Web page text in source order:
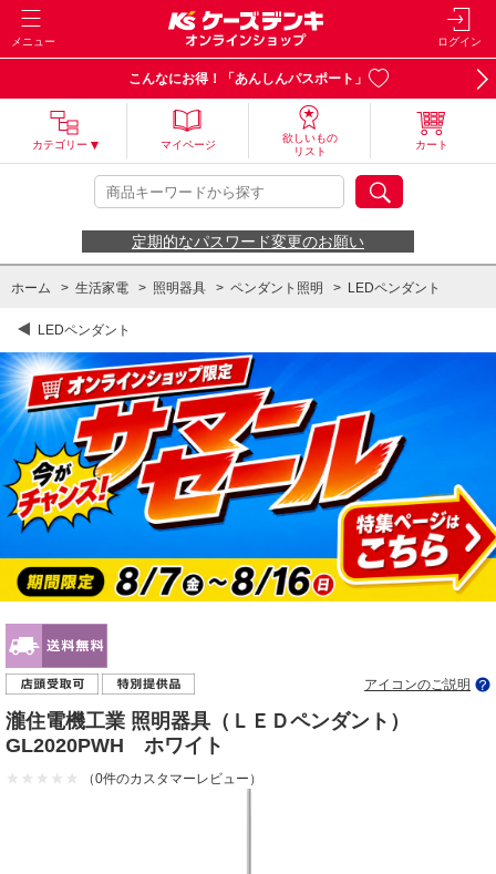
メニュー ログイン
こんなにお得！「あんしんパスポート」
カテゴリー マイページ
欲しいもの
リスト
カート
定期的なパスワード変更のお願い
ホーム > 生活家電 > 照明器具 > ペンダント照明 > LEDペンダント
LEDペンダント
アイコンのご説明
瀧住電機工業 照明器具（ＬＥＤペンダント）
GL2020PWH ホワイト
（0件のカスタマーレビュー）